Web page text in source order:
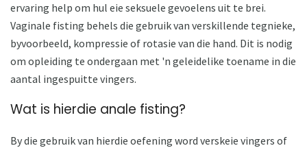
ervaring help om hul eie seksuele gevoelens uit te brei.
Vaginale fisting behels die gebruik van verskillende tegnieke,
byvoorbeeld, kompressie of rotasie van die hand. Dit is nodig
om opleiding te ondergaan met 'n geleidelike toename in die
aantal ingespuitte vingers.
Wat is hierdie anale fisting?
By die gebruik van hierdie oefening word verskeie vingers of